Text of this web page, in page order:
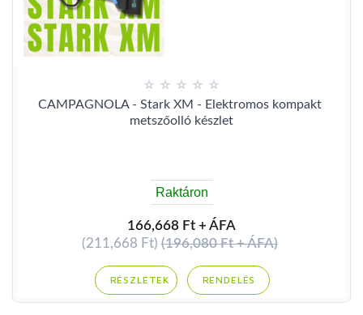
CAMPAGNOLA - Stark XM - Elektromos kompakt
metszőolló készlet
Raktáron
166,668 Ft + ÁFA
(211,668 Ft) (196,080 Ft + ÁFA)
RENDELÉS